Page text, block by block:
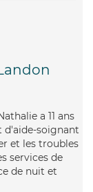
a 11 ans
d'aide-soignant
et les troubles
services de
de nuit et